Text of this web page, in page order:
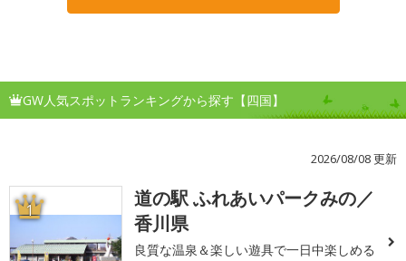
GW人気スポットランキングから探す【四国】
2026/08/08 更新
1
道の駅 ふれあいパークみの／
香川県
良質な温泉＆楽しい遊具で一日中楽しめる